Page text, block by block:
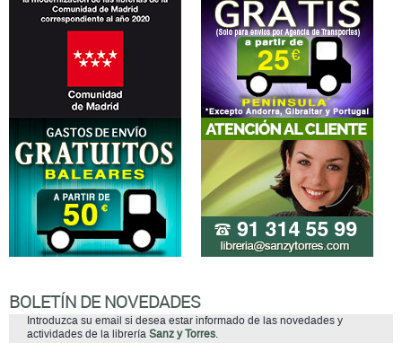
BOLETÍN DE NOVEDADES
Introduzca su email si desea estar informado de las novedades y
actividades de la librería Sanz y Torres.